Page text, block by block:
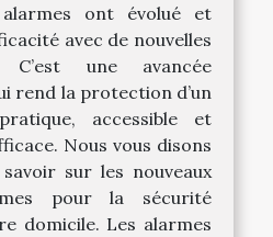
ont évolué et
avec de nouvelles
C’est une avancée
rend la protection d’un
accessible et
Nous vous disons
sur les nouveaux
pour la sécurité
domicile. Les alarmes